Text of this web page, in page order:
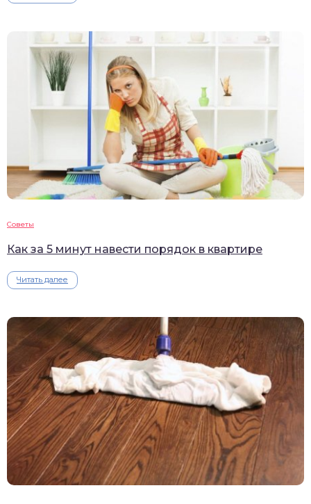
Советы
Как за 5 минут навести порядок в квартире
Читать далее